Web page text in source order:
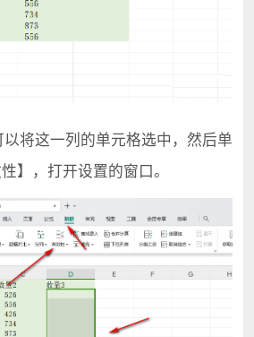
这一列的单元格选中，然后单
】，打开设置的窗口。